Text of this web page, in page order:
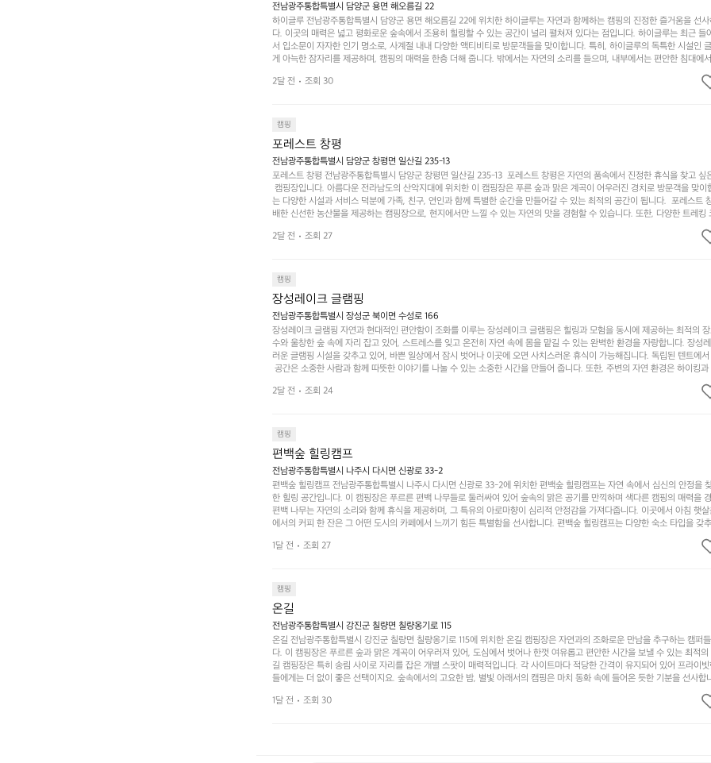
전남광주통합특별시 담양군 용면 해오름길 22
하이글루 전남광주통합특별시 담양군 용면 해오름길 22에 위치한 하이글루는 자연과 함께하는 캠핑의 진정한 즐거움을 선
다. 이곳의 매력은 넓고 평화로운 숲속에서 조용히 힐링할 수 있는 공간이 널리 펼쳐져 있다는 점입니다. 하이글루는 최근 들
서 입소문이 자자한 인기 명소로, 사계절 내내 다양한 액티비티로 방문객들을 맞이합니다. 특히, 하이글루의 독특한 시설인
게 아늑한 잠자리를 제공하며, 캠핑의 매력을 한층 더해 줍니다. 밖에서는 자연의 소리를 들으며, 내부에서는 편안한 침대에
있는 완벽한 조화가 이루어집니다. 이곳의 장점은 또 다른 캠핑의 매력인 바베큐 파티를 즐길 수 있는 공간이 마련되어 있어
은 시간을 보낼 수 있다는 것입니다. 또한, 하이글루 인근에는 다양한 트레킹 코스와 자전거 도로가 있어 아웃도어 활동을 좋
나누는 이야기들은 여러분의 캠핑 여행을 더욱 특별하게 만들어 줄 것입니다.  인기 정도: ★★★★★
2달 전 조회 30
캠핑
포레스트 창평
전남광주통합특별시 담양군 창평면 일산길 235-13
포레스트 창평 전남광주통합특별시 담양군 창평면 일산길 235-13  포레스트 창평은 자연의 품속에서 진정한 휴식을 찾고 싶
캠핑장입니다. 아름다운 전라남도의 산악지대에 위치한 이 캠핑장은 푸른 숲과 맑은 계곡이 어우러진 경치로 방문객을 맞이
는 다양한 시설과 서비스 덕분에 가족, 친구, 연인과 함께 특별한 순간을 만들어갈 수 있는 최적의 공간이 됩니다.  포레스트
배한 신선한 농산물을 제공하는 캠핑장으로, 현지에서만 느낄 수 있는 자연의 맛을 경험할 수 있습니다. 또한, 다양한 트레킹
캠퍼들이 탐험과 모험의 짜릿함을 누릴 수 있도록 만들어졌습니다. 저녁에는 별빛 아래에서 바베큐 파티를 즐기거나, 잔잔
은 숙면을 취할 수 있는 기회를 제공합니다.  이곳은 자연과의 완벽한 조화를 이루며, 다채로운 야외 활동을 제공합니다. 특
순한 캠핑 그 이상을 제공하며, 자연을 사랑하는 모든 이들에게 꼭 한번 경험해봐야 할 장소로 자리잡았습니다.  인기 정
2달 전 조회 27
캠핑
장성레이크 글램핑
전남광주통합특별시 장성군 북이면 수성로 166
장성레이크 글램핑 자연과 현대적인 편안함이 조화를 이루는 장성레이크 글램핑은 힐링과 모험을 동시에 제공하는 최적의
수와 울창한 숲 속에 자리 잡고 있어, 스트레스를 잊고 온전히 자연 속에 몸을 맡길 수 있는 완벽한 환경을 자랑합니다. 장성
러운 글램핑 시설을 갖추고 있어, 바쁜 일상에서 잠시 벗어나 이곳에 오면 사치스러운 휴식이 가능해집니다. 독립된 텐트에
공간은 소중한 사람과 함께 따뜻한 이야기를 나눌 수 있는 소중한 시간을 만들어 줍니다. 또한, 주변의 자연 환경은 하이킹
액티비티를 즐기기에 그야말로 완벽한 조건을 갖추고 있습니다. 이곳에서의 캠핑은 단순한 숙박이 아닌, 가족과 친구들과
하는 시간이 될 것입니다. 특히 식사를 좋아하는 분들에게는 매주 특별한 바비큐 파티와 지역에서 나는 신선한 재료로 만든
사람들과 함께하세요. 당신의 대자연 속 힐링을 기다리는 장성레이크 글램핑은 언젠가 반드시 방문해봐야 할 명소로 자리매
도: ★★★★★
2달 전 조회 24
캠핑
편백숲 힐링캠프
전남광주통합특별시 나주시 다시면 신광로 33-2
편백숲 힐링캠프 전남광주통합특별시 나주시 다시면 신광로 33-2에 위치한 편백숲 힐링캠프는 자연 속에서 심신의 안정을
한 힐링 공간입니다. 이 캠핑장은 푸르른 편백 나무들로 둘러싸여 있어 숲속의 맑은 공기를 만끽하며 색다른 캠핑의 매력을
편백 나무는 자연의 소리와 함께 휴식을 제공하며, 그 특유의 아로마향이 심리적 안정감을 가져다줍니다. 이곳에서 아침 햇
에서의 커피 한 잔은 그 어떤 도시의 카페에서 느끼기 힘든 특별함을 선사합니다. 편백숲 힐링캠프는 다양한 숙소 타입을 갖
론 친구나 연인과 함께 더욱 기억에 남는 특별한 시간을 보낼 수 있습니다. 주변에는 자전거 도로와 하이킹 트레일이 있어 액
기회도 많은데, 자전거를 타거나 숲속을 거닐며 다양한 생태계를 체험해보는 것도 일상의 스트레스를 잊게 해줍니다. 또한,
조화 속에서 힐링할 수 있는 편백숲 힐링캠프는 현대인의 바쁜 일상에서 벗어나 소중한 시간을 가지고 싶은 분들에게 특히
나주로 떠나 여유로움과 행복이 가득한 캠핑을 경험해보세요! 인기 정도: ★★★★☆
1달 전 조회 27
캠핑
온길
전남광주통합특별시 강진군 칠량면 칠량옹기로 115
온길 전남광주통합특별시 강진군 칠량면 칠량옹기로 115에 위치한 온길 캠핑장은 자연과의 조화로운 만남을 추구하는 캠퍼
다. 이 캠핑장은 푸르른 숲과 맑은 계곡이 어우러져 있어, 도심에서 벗어나 한껏 여유롭고 편안한 시간을 보낼 수 있는 최적
길 캠핑장은 특히 송림 사이로 자리를 잡은 개별 스팟이 매력적입니다. 각 사이트마다 적당한 간격이 유지되어 있어 프라이
들에게는 더 없이 좋은 선택이지요. 숲속에서의 고요한 밤, 별빛 아래서의 캠핑은 마치 동화 속에 들어온 듯한 기분을 선사합
야외 활동도 가능해 가족과 친구들이 함께 즐기기에 적합합니다. 하이킹, 자전거 타기, 그리고 근처의 계곡에서는 수영과 낚
일상에서 벗어나 여러 가지 재미를 선사합니다. 또한, 캠핑장 내에는 깨끗한 화장실과 샤워 시설이 잘 마련되어 있어 편리함
1달 전 조회 30